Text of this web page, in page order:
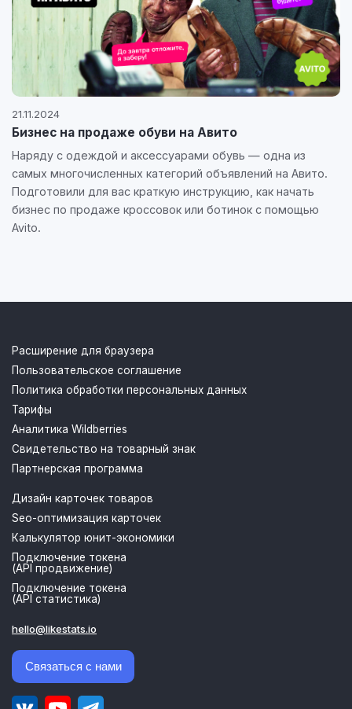
21.11.2024
Бизнес на продаже обуви на Авито
Наряду с одеждой и аксессуарами обувь — одна из
самых многочисленных категорий объявлений на Авито.
Подготовили для вас краткую инструкцию, как начать
бизнес по продаже кроссовок или ботинок с помощью
Avito.
Расширение для браузера
Пользовательское соглашение
Политика обработки персональных данных
Тарифы
Аналитика Wildberries
Свидетельство на товарный знак
Партнерская программа
Дизайн карточек товаров
Seo-оптимизация карточек
Калькулятор юнит-экономики
Подключение токена
(API продвижение)
Подключение токена
(API статистика)
hello@likestats.io
Связаться с нами